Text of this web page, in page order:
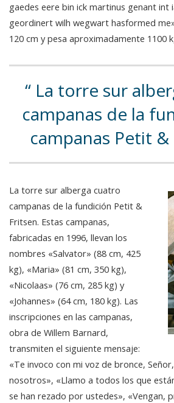
gaedes eere bin ick martinus genant int
geordinert wilh wegwart hasformed
120 cm y pesa aproximadamente 1100
La torre sur
campanas de la
campanas Petit &
La torre sur alberga cuatro
campanas de la fundición Petit &
Fritsen. Estas campanas,
fabricadas en 1996, llevan los
nombres «Salvator» (88 cm, 425
kg), «Maria» (81 cm, 350 kg),
«Nicolaas» (76 cm, 285 kg) y
«Johannes» (64 cm, 180 kg). Las
inscripciones en las campanas,
obra de Willem Barnard,
transmiten el siguiente mensaje:
«Te invoco con mi voz de bronce,
nosotros», «Llamo a todos los que
se han rezado por ustedes», «Vengan,